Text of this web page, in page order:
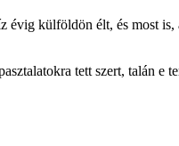
külföldön élt, és most
tett szert, talán e